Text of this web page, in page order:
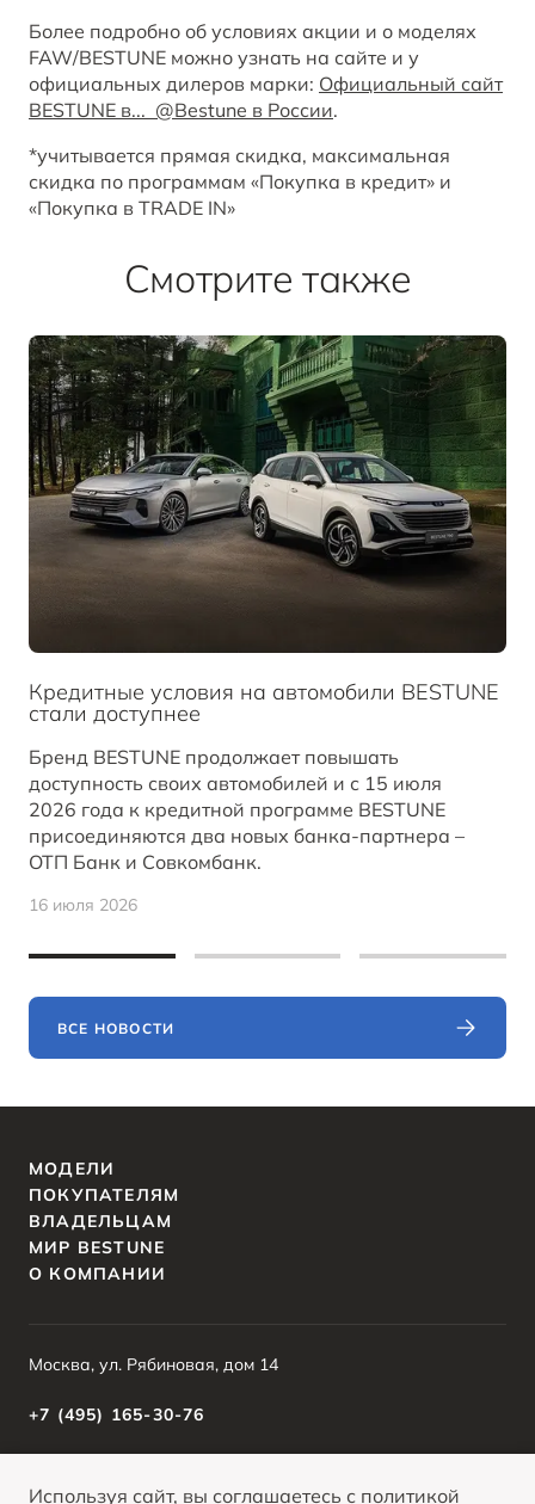
Более подробно об условиях акции и о моделях
FAW/BESTUNE можно узнать на сайте и у
официальных дилеров марки: Официальный сайт
BESTUNE в... @Bestune в России.
*учитывается прямая скидка, максимальная
скидка по программам «Покупка в кредит» и
«Покупка в TRADE IN»
Смотрите также
Кредитные условия на автомобили BESTUNE
стали доступнее
Бренд BESTUNE продолжает повышать
доступность своих автомобилей и с 15 июля
2026 года к кредитной программе BESTUNE
присоединяются два новых банка-партнера –
ОТП Банк и Совкомбанк.
16 июля 2026
ВСЕ НОВОСТИ
МОДЕЛИ
ПОКУПАТЕЛЯМ
ВЛАДЕЛЬЦАМ
МИР BESTUNE
О КОМПАНИИ
Москва, ул. Рябиновая, дом 14
+7 (495) 165-30-76
О ПРОДУКТЕ
Используя сайт, вы соглашаетесь с политикой